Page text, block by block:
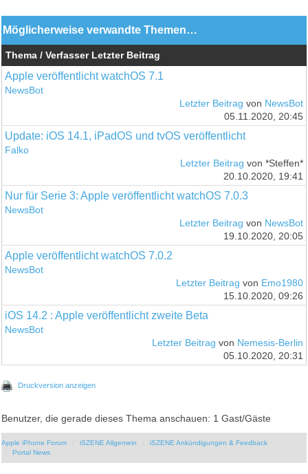
Möglicherweise verwandte Themen…
Thema / Verfasser Letzter Beitrag
Apple veröffentlicht watchOS 7.1
NewsBot
Letzter Beitrag von NewsBot
05.11.2020, 20:45
Update: iOS 14.1, iPadOS und tvOS veröffentlicht
Falko
Letzter Beitrag von *Steffen*
20.10.2020, 19:41
Nur für Serie 3: Apple veröffentlicht watchOS 7.0.3
NewsBot
Letzter Beitrag von NewsBot
19.10.2020, 20:05
Apple veröffentlicht watchOS 7.0.2
NewsBot
Letzter Beitrag von Emo1980
15.10.2020, 09:26
iOS 14.2 : Apple veröffentlicht zweite Beta
NewsBot
Letzter Beitrag von Nemesis-Berlin
05.10.2020, 20:31
Druckversion anzeigen
Benutzer, die gerade dieses Thema anschauen: 1 Gast/Gäste
Apple iPhone Forum iSZENE Allgemein
iSZENE Ankündigungen & Feedback
Portal News